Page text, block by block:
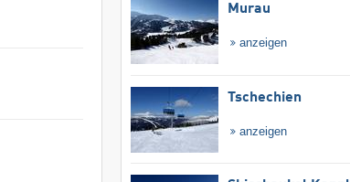
Murau
anzeigen
Tschechien
anzeigen